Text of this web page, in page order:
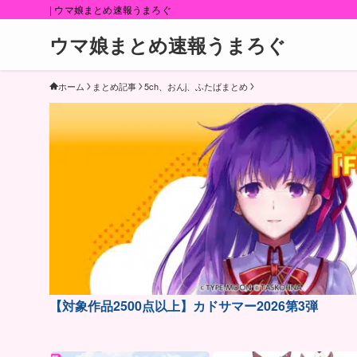
| ウマ娘まとめ速報うまろぐ
ウマ娘まとめ速報うまろぐ
ホーム まとめ記事 5ch、おんj、ふたばまとめ
【対象作品2500点以上】カドサマー2026第3弾